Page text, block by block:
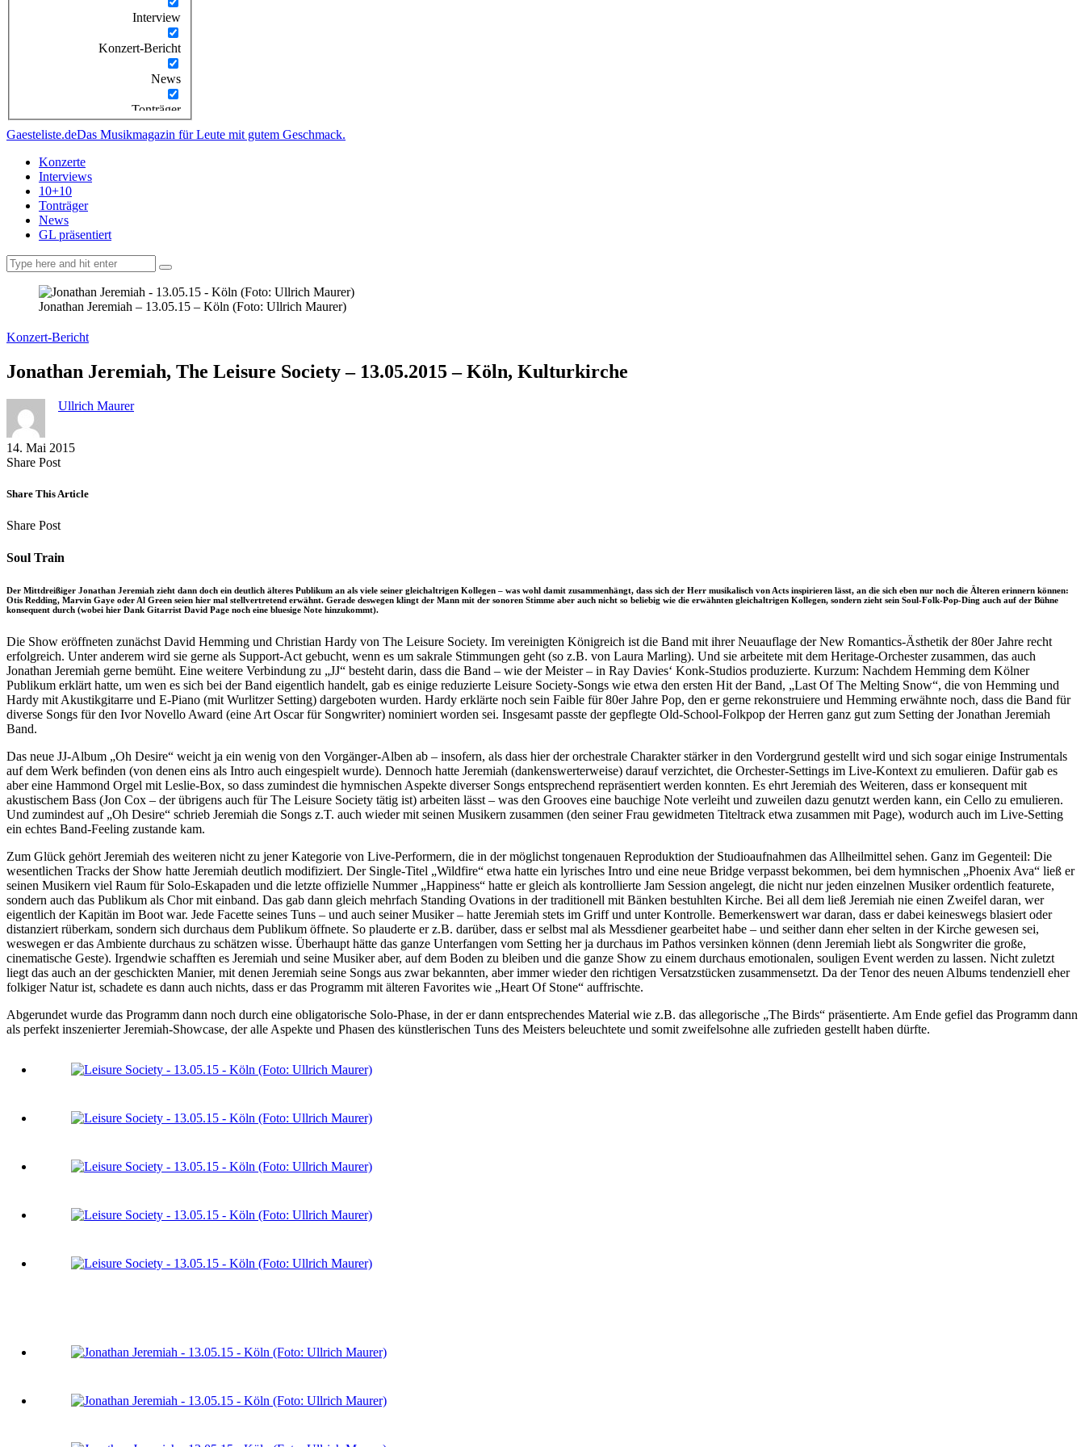
Interview
Konzert-Bericht
News
Tonträger
Gaesteliste.deDas Musikmagazin für Leute mit gutem Geschmack.
Konzerte
Interviews
10+10
Tonträger
News
GL präsentiert
Jonathan Jeremiah – 13.05.15 – Köln (Foto: Ullrich Maurer)
Konzert-Bericht
Jonathan Jeremiah, The Leisure Society – 13.05.2015 – Köln, Kulturkirche
Ullrich Maurer
14. Mai 2015
Share PostShare
Facebook
Copy
to
Send
via
Share This Article
Share PostShare
Facebook
Copy
to
Send
via
Soul Train
Der Mittdreißiger Jonathan Jeremiah zieht dann doch ein deutlich älteres Publikum an als viele seiner gleichaltrigen Kollegen – was wohl damit zusammenhängt, dass sich der Herr musikalisch von Acts inspirieren lässt, an die sich eben nur noch die Älteren erinnern können:
Otis Redding, Marvin Gaye oder Al Green seien hier mal stellvertretend erwähnt. Gerade deswegen klingt der Mann mit der sonoren Stimme aber auch nicht so beliebig wie die erwähnten gleichaltrigen Kollegen, sondern zieht sein Soul-Folk-Pop-Ding auch auf der Bühne
konsequent durch (wobei hier Dank Gitarrist David Page noch eine bluesige Note hinzukommt).
Die Show eröffneten zunächst David Hemming und Christian Hardy von The Leisure Society. Im vereinigten Königreich ist die Band mit ihrer Neuauflage der New Romantics-Ästhetik der 80er Jahre recht
erfolgreich. Unter anderem wird sie gerne als Support-Act gebucht, wenn es um sakrale Stimmungen geht (so z.B. von Laura Marling). Und sie arbeitete mit dem Heritage-Orchester zusammen, das auch
Jonathan Jeremiah gerne bemüht. Eine weitere Verbindung zu „JJ“ besteht darin, dass die Band – wie der Meister – in Ray Davies‘ Konk-Studios produzierte. Kurzum: Nachdem Hemming dem Kölner
Publikum erklärt hatte, um wen es sich bei der Band eigentlich handelt, gab es einige reduzierte Leisure Society-Songs wie etwa den ersten Hit der Band, „Last Of The Melting Snow“, die von Hemming und
Hardy mit Akustikgitarre und E-Piano (mit Wurlitzer Setting) dargeboten wurden. Hardy erklärte noch sein Faible für 80er Jahre Pop, den er gerne rekonstruiere und Hemming erwähnte noch, dass die Band für
diverse Songs für den Ivor Novello Award (eine Art Oscar für Songwriter) nominiert worden sei. Insgesamt passte der gepflegte Old-School-Folkpop der Herren ganz gut zum Setting der Jonathan Jeremiah
Band.
Das neue JJ-Album „Oh Desire“ weicht ja ein wenig von den Vorgänger-Alben ab – insofern, als dass hier der orchestrale Charakter stärker in den Vordergrund gestellt wird und sich sogar einige Instrumentals
auf dem Werk befinden (von denen eins als Intro auch eingespielt wurde). Dennoch hatte Jeremiah (dankenswerterweise) darauf verzichtet, die Orchester-Settings im Live-Kontext zu emulieren. Dafür gab es
aber eine Hammond Orgel mit Leslie-Box, so dass zumindest die hymnischen Aspekte diverser Songs entsprechend repräsentiert werden konnten. Es ehrt Jeremiah des Weiteren, dass er konsequent mit
akustischem Bass (Jon Cox – der übrigens auch für The Leisure Society tätig ist) arbeiten lässt – was den Grooves eine bauchige Note verleiht und zuweilen dazu genutzt werden kann, ein Cello zu emulieren.
Und zumindest auf „Oh Desire“ schrieb Jeremiah die Songs z.T. auch wieder mit seinen Musikern zusammen (den seiner Frau gewidmeten Titeltrack etwa zusammen mit Page), wodurch auch im Live-Setting
ein echtes Band-Feeling zustande kam.
Zum Glück gehört Jeremiah des weiteren nicht zu jener Kategorie von Live-Performern, die in der möglichst tongenauen Reproduktion der Studioaufnahmen das Allheilmittel sehen. Ganz im Gegenteil: Die
wesentlichen Tracks der Show hatte Jeremiah deutlich modifiziert. Der Single-Titel „Wildfire“ etwa hatte ein lyrisches Intro und eine neue Bridge verpasst bekommen, bei dem hymnischen „Phoenix Ava“ ließ er
seinen Musikern viel Raum für Solo-Eskapaden und die letzte offizielle Nummer „Happiness“ hatte er gleich als kontrollierte Jam Session angelegt, die nicht nur jeden einzelnen Musiker ordentlich featurete,
sondern auch das Publikum als Chor mit einband. Das gab dann gleich mehrfach Standing Ovations in der traditionell mit Bänken bestuhlten Kirche. Bei all dem ließ Jeremiah nie einen Zweifel daran, wer
eigentlich der Kapitän im Boot war. Jede Facette seines Tuns – und auch seiner Musiker – hatte Jeremiah stets im Griff und unter Kontrolle. Bemerkenswert war daran, dass er dabei keineswegs blasiert oder
distanziert rüberkam, sondern sich durchaus dem Publikum öffnete. So plauderte er z.B. darüber, dass er selbst mal als Messdiener gearbeitet habe – und seither dann eher selten in der Kirche gewesen sei,
weswegen er das Ambiente durchaus zu schätzen wisse. Überhaupt hätte das ganze Unterfangen vom Setting her ja durchaus im Pathos versinken können (denn Jeremiah liebt als Songwriter die große,
cinematische Geste). Irgendwie schafften es Jeremiah und seine Musiker aber, auf dem Boden zu bleiben und die ganze Show zu einem durchaus emotionalen, souligen Event werden zu lassen. Nicht zuletzt
liegt das auch an der geschickten Manier, mit denen Jeremiah seine Songs aus zwar bekannten, aber immer wieder den richtigen Versatzstücken zusammensetzt. Da der Tenor des neuen Albums tendenziell eher
folkiger Natur ist, schadete es dann auch nichts, dass er das Programm mit älteren Favorites wie „Heart Of Stone“ auffrischte.
Abgerundet wurde das Programm dann noch durch eine obligatorische Solo-Phase, in der er dann entsprechendes Material wie z.B. das allegorische „The Birds“ präsentierte. Am Ende gefiel das Programm dann
als perfekt inszenierter Jeremiah-Showcase, der alle Aspekte und Phasen des künstlerischen Tuns des Meisters beleuchtete und somit zweifelsohne alle zufrieden gestellt haben dürfte.